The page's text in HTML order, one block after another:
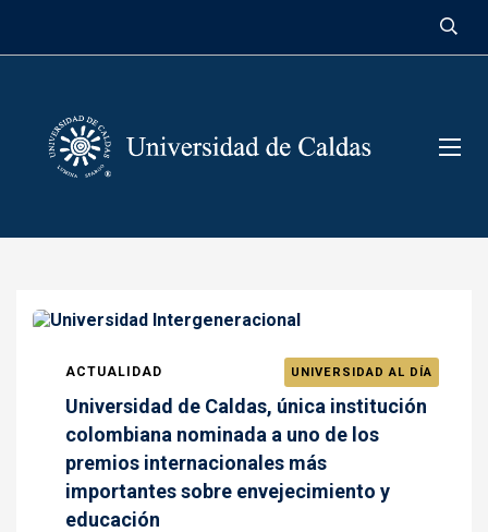
ACTUALIDAD UNIVERSIDAD AL DÍA
Universidad de Caldas, única institución
colombiana nominada a uno de los
premios internacionales más
importantes sobre envejecimiento y
educación